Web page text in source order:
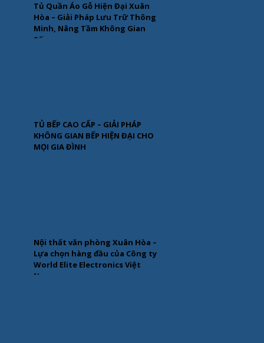
Tủ Quần Áo Gỗ Hiện Đại Xuân
Hòa – Giải Pháp Lưu Trữ Thông
Minh, Nâng Tầm Không Gian
Sống
TỦ BẾP CAO CẤP – GIẢI PHÁP
KHÔNG GIAN BẾP HIỆN ĐẠI CHO
MỌI GIA ĐÌNH
Nội thất văn phòng Xuân Hòa –
Lựa chọn hàng đầu của Công ty
World Elite Electronics Việt
Nam